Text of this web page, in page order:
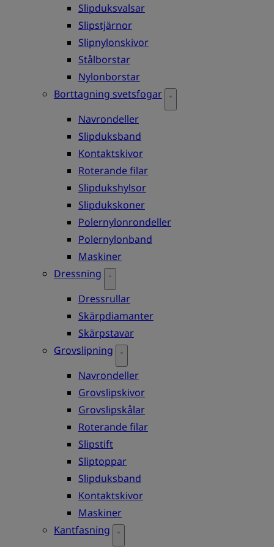
Slipduksvalsar
Slipstjärnor
Slipnylonskivor
Stålborstar
Nylonborstar
Borttagning svetsfogar
Navrondeller
Slipduksband
Kontaktskivor
Roterande filar
Slipdukshylsor
Slipdukskoner
Polernylonrondeller
Polernylonband
Maskiner
Dressning
Dressrullar
Skärpdiamanter
Skärpstavar
Grovslipning
Navrondeller
Grovslipskivor
Grovslipskålar
Roterande filar
Slipstift
Sliptoppar
Slipduksband
Kontaktskivor
Maskiner
Kantfasning